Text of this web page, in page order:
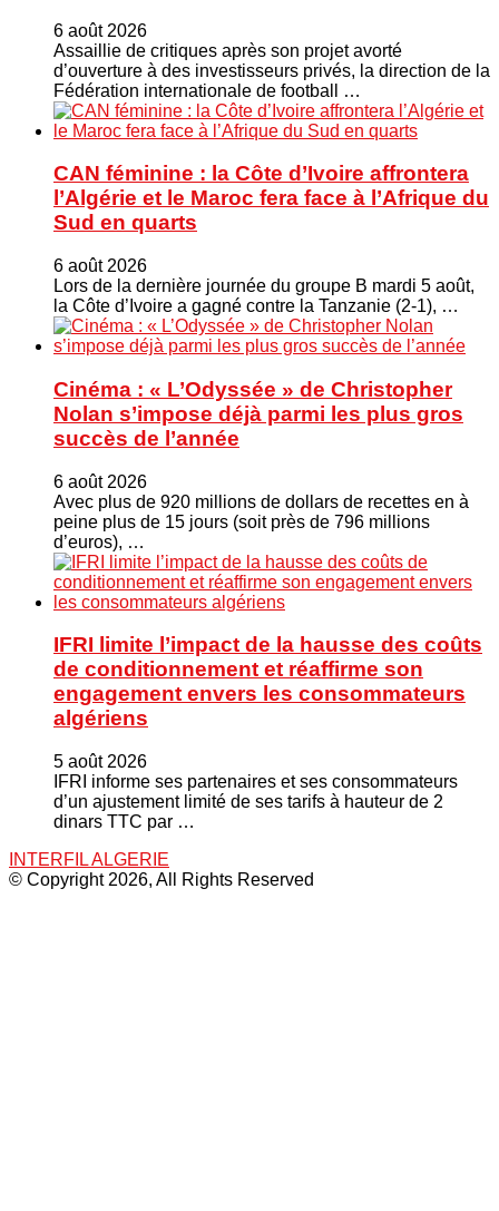
6 août 2026
Assaillie de critiques après son projet avorté
d’ouverture à des investisseurs privés, la direction de la
Fédération internationale de football …
CAN féminine : la Côte d’Ivoire affrontera
l’Algérie et le Maroc fera face à l’Afrique du
Sud en quarts
6 août 2026
Lors de la dernière journée du groupe B mardi 5 août,
la Côte d’Ivoire a gagné contre la Tanzanie (2-1), …
Cinéma : « L’Odyssée » de Christopher
Nolan s’impose déjà parmi les plus gros
succès de l’année
6 août 2026
Avec plus de 920 millions de dollars de recettes en à
peine plus de 15 jours (soit près de 796 millions
d’euros), …
IFRI limite l’impact de la hausse des coûts
de conditionnement et réaffirme son
engagement envers les consommateurs
algériens
5 août 2026
IFRI informe ses partenaires et ses consommateurs
d’un ajustement limité de ses tarifs à hauteur de 2
dinars TTC par …
INTERFIL ALGERIE
© Copyright 2026, All Rights Reserved